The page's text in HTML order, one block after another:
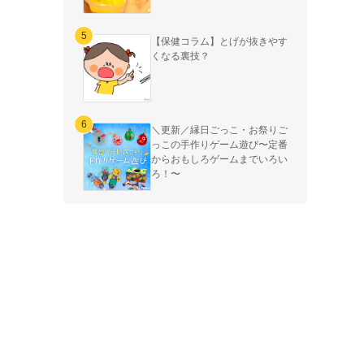
【保健コラム】とげが抜きやす
くなる裏技？
＼更新／縁日ごっこ・お祭りご
っこの手作りゲーム遊び〜定番
からおもしろゲームまでいろい
ろ！〜